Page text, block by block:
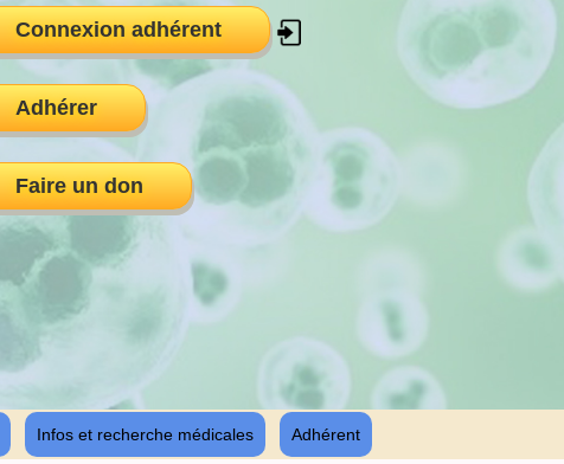
Connexion adhérent
Adhérer
Faire un don
Infos et recherche médicales Adhérent